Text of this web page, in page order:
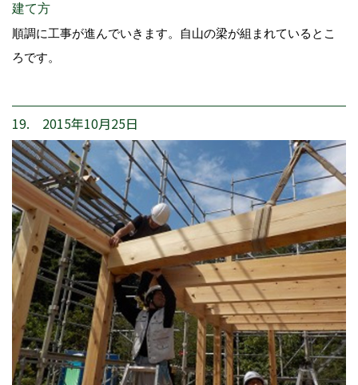
建て方
順調に工事が進んでいきます。自山の梁が組まれているとこ
ろです。
19. 2015年10月25日